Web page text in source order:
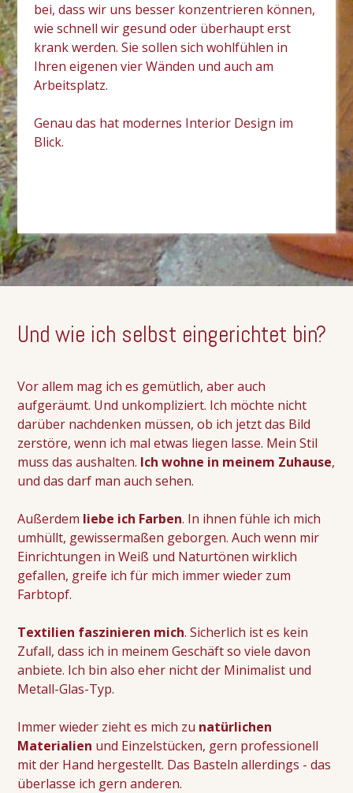
Interior Design
Über mich
FAQ
bei, dass wir uns besser konzentrieren können,
wie schnell wir gesund oder überhaupt erst
krank werden. Sie sollen sich wohlfühlen in
Ihren eigenen vier Wänden und auch am
Arbeitsplatz.
Genau das hat modernes Interior Design im
Blick.
Und wie ich selbst eingerichtet bin?
Vor allem mag ich es gemütlich, aber auch
aufgeräumt. Und unkompliziert. Ich möchte nicht
darüber nachdenken müssen, ob ich jetzt das Bild
zerstöre, wenn ich mal etwas liegen lasse. Mein Stil
muss das aushalten. Ich wohne in meinem Zuhause,
und das darf man auch sehen.
Außerdem liebe ich Farben. In ihnen fühle ich mich
umhüllt, gewissermaßen geborgen. Auch wenn mir
Einrichtungen in Weiß und Naturtönen wirklich
gefallen, greife ich für mich immer wieder zum
Farbtopf.
Textilien faszinieren mich. Sicherlich ist es kein
Zufall, dass ich in meinem Geschäft so viele davon
anbiete. Ich bin also eher nicht der Minimalist und
Metall-Glas-Typ.
Immer wieder zieht es mich zu natürlichen
Materialien und Einzelstücken, gern professionell
mit der Hand hergestellt. Das Basteln allerdings - das
überlasse ich gern anderen.